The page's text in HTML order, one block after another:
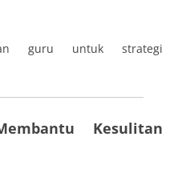
guru untuk strategi
Kesulitan